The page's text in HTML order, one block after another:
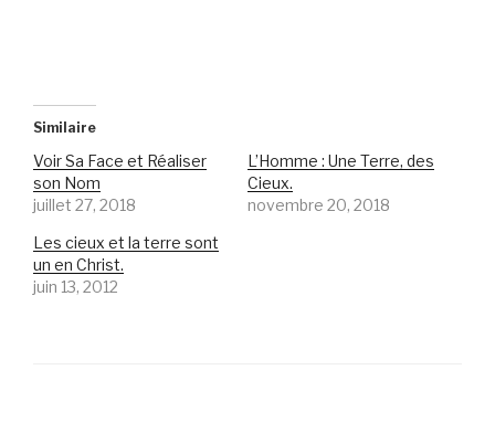
Similaire
Voir Sa Face et Réaliser
son Nom
juillet 27, 2018
L’Homme : Une Terre, des
Cieux.
novembre 20, 2018
Les cieux et la terre sont
un en Christ.
juin 13, 2012